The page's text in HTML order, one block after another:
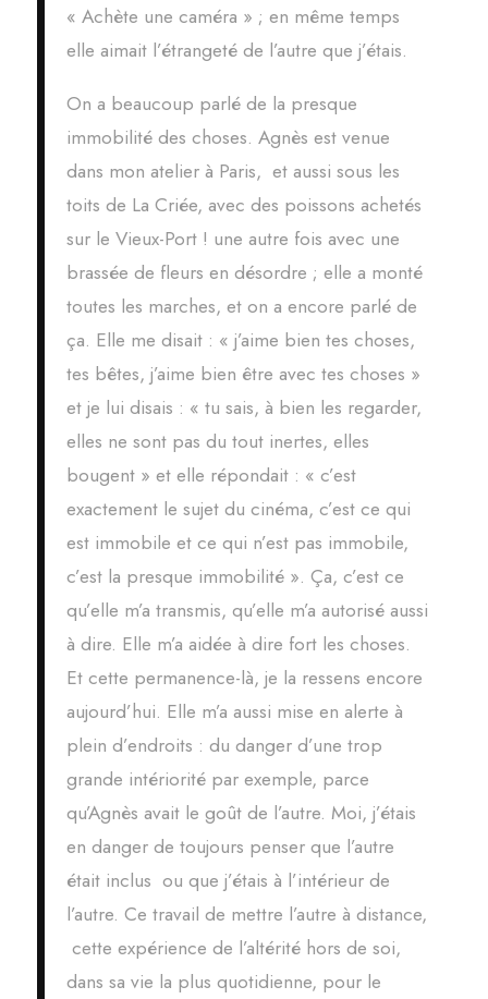
« Achète une caméra » ; en même temps
elle aimait l’étrangeté de l’autre que j’étais.
On a beaucoup parlé de la presque
immobilité des choses. Agnès est venue
dans mon atelier à Paris, et aussi sous les
toits de La Criée, avec des poissons achetés
sur le Vieux-Port ! une autre fois avec une
brassée de fleurs en désordre ; elle a monté
toutes les marches, et on a encore parlé de
ça. Elle me disait : « j’aime bien tes choses,
tes bêtes, j’aime bien être avec tes choses »
et je lui disais : « tu sais, à bien les regarder,
elles ne sont pas du tout inertes, elles
bougent » et elle répondait : « c’est
exactement le sujet du cinéma, c’est ce qui
est immobile et ce qui n’est pas immobile,
c’est la presque immobilité ». Ça, c’est ce
qu’elle m’a transmis, qu’elle m’a autorisé aussi
à dire. Elle m’a aidée à dire fort les choses.
Et cette permanence-là, je la ressens encore
aujourd’hui. Elle m’a aussi mise en alerte à
plein d’endroits : du danger d’une trop
grande intériorité par exemple, parce
qu’Agnès avait le goût de l’autre. Moi, j’étais
en danger de toujours penser que l’autre
était inclus ou que j’étais à l’intérieur de
l’autre. Ce travail de mettre l’autre à distance,
cette expérience de l’altérité hors de soi,
dans sa vie la plus quotidienne, pour le